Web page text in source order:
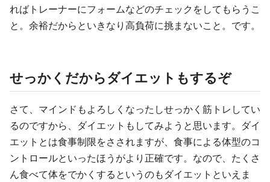
ればトレーナーにフォームなどのチェックをしてもらうこ
と。余裕だからといきなり高負荷に挑まないこと。です。
せっかくだからダイエットもするぞ
さて、マインドもよろしくなったしせっかく筋トレしてい
るのですから、ダイエットもしてみようと思います。ダイ
エットとは食事制限をさされますが、食事による体型のコ
ントロールといったほうがより正確です。なので、たくさ
ん食べて体をでかくするというのもダイエットといえま